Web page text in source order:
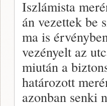
Iszlámista
án vezettek be
ma is
vezényelt az
miután a
határozott
azonban senki